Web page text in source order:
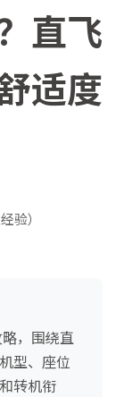
直飞
适度
验）
，围绕直
型、座位
转机衔